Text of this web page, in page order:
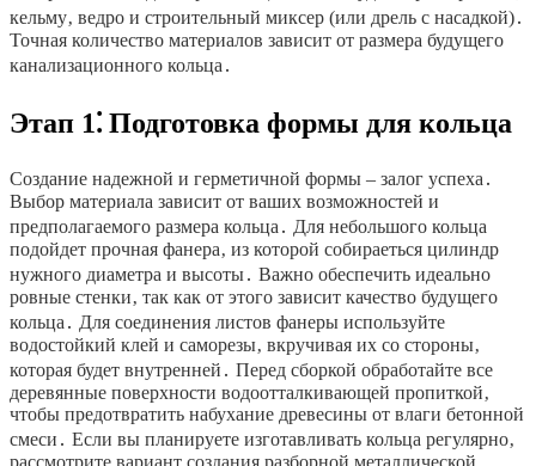
кельму‚ ведро и строительный миксер (или дрель с насадкой)․
Точная количество материалов зависит от размера будущего
канализационного кольца․
Этап 1⁚ Подготовка формы для кольца
Создание надежной и герметичной формы – залог успеха․
Выбор материала зависит от ваших возможностей и
предполагаемого размера кольца․ Для небольшого кольца
подойдет прочная фанера‚ из которой собираеться цилиндр
нужного диаметра и высоты․ Важно обеспечить идеально
ровные стенки‚ так как от этого зависит качество будущего
кольца․ Для соединения листов фанеры используйте
водостойкий клей и саморезы‚ вкручивая их со стороны‚
которая будет внутренней․ Перед сборкой обработайте все
деревянные поверхности водоотталкивающей пропиткой‚
чтобы предотвратить набухание древесины от влаги бетонной
смеси․ Если вы планируете изготавливать кольца регулярно‚
рассмотрите вариант создания разборной металлической